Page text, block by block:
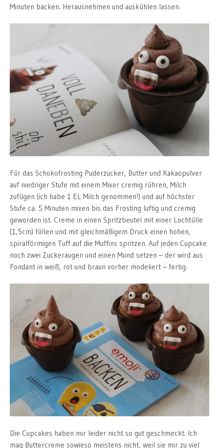
Minuten backen. Herausnehmen und auskühlen lassen.
Für das Schokofrosting Puderzucker, Butter und Kakaopulver
auf niedriger Stufe mit einem Mixer cremig rühren, Milch
zufügen (ich habe 1 EL Milch genommen!) und auf höchster
Stufe ca. 5 Minuten mixen bis das Frosting luftig und cremig
geworden ist. Creme in einen Spritzbeutel mit einer Lochtülle
(1,5cm) füllen und mit gleichmäßigem Druck einen hohen,
spiralförmigen Tuff auf die Muffins spritzen. Auf jeden Cupcake
noch zwei Zuckeraugen und einen Mund setzen – der wird aus
Fondant in weiß, rot und braun vorher modeliert – fertig.
Die Cupcakes haben mir leider nicht so gut geschmeckt. Ich
mag Buttercreme sowieso meistens nicht, weil sie mir zu viel